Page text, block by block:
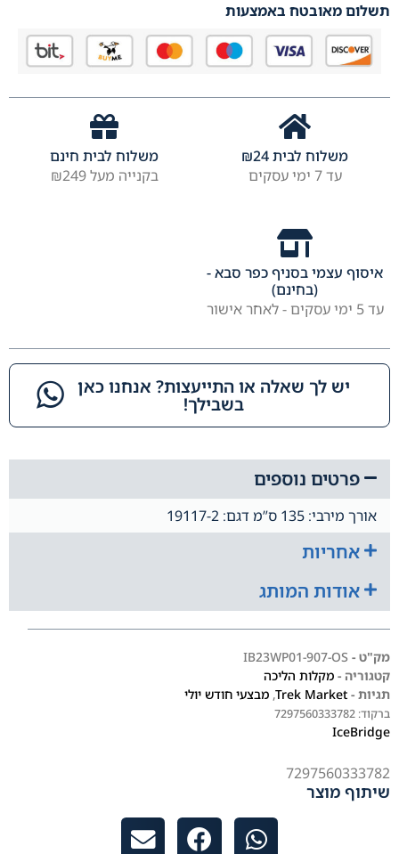
פרטים נוספים
אורך מירבי: 135 ס”מ דגם: 19117-2
אחריות
אודות המותג
מק"ט - IB23WP01-907-OS
קטגוריה - מקלות הליכה
תגיות - Trek Market
, מבצעי חודש יולי
ברקוד: 7297560333782
IceBridge
7297560333782
שיתוף מוצר
תשלום מאובטח באמצעות
משלוח לבית ₪24
עד 7 ימי עסקים
משלוח לבית חינם
בקנייה מעל ₪249
איסוף עצמי בסניף כפר סבא -
(בחינם)
עד 5 ימי עסקים - לאחר אישור
יש לך שאלה או התייעצות? אנחנו כאן
בשבילך!​